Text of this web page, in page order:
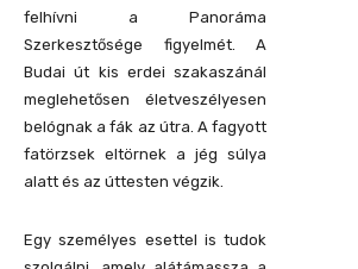
felhívni a Panoráma
Szerkesztősége figyelmét. A
Budai út kis erdei szakaszánál
meglehetősen életveszélyesen
belógnak a fák az útra. A fagyott
fatörzsek eltörnek a jég súlya
alatt és az úttesten végzik.
Egy személyes esettel is tudok